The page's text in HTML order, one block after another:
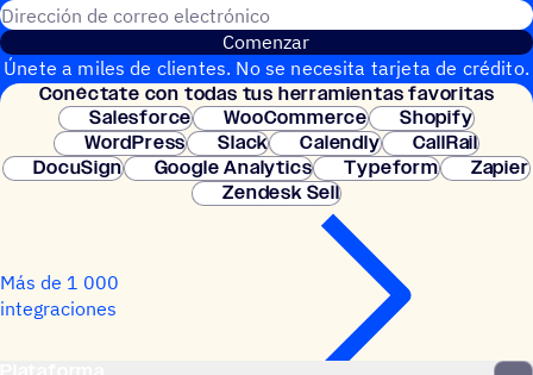
Dirección de correo electrónico
Comenzar
Únete a miles de clientes. No se necesita tarjeta de crédito.
Configuración instantánea.
Conéc­tate con todas tus herramientas favoritas
Salesforce
WooCommerce
Shopify
WordPress
Slack Calendly
CallRail
DocuSign
Google Analytics Typeform
Zapier
Zendesk Sell
Más de 1 000
integraciones